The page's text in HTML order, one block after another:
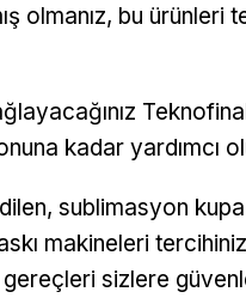
olmanız, bu ürünleri
kadar yardımcı
sublimasyon kupa
makineleri
sizlere